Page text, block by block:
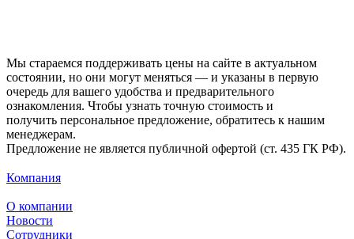
Мы стараемся поддерживать цены на сайте в актуальном
состоянии, но они могут меняться — и указаны в первую
очередь для вашего удобства и предварительного
ознакомления. Чтобы узнать точную стоимость и
получить персональное предложение, обратитесь к нашим
менеджерам.
Предложение не является публичной офертой (ст. 435 ГК РФ).
Компания
О компании
Новости
Сотрудники